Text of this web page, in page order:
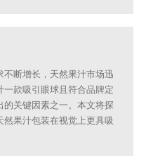
断增长，天然果汁市场迅
款吸引眼球且符合品牌定
关键因素之一。本文将探
果汁包装在视觉上更具吸